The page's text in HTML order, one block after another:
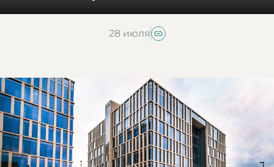
28 июля